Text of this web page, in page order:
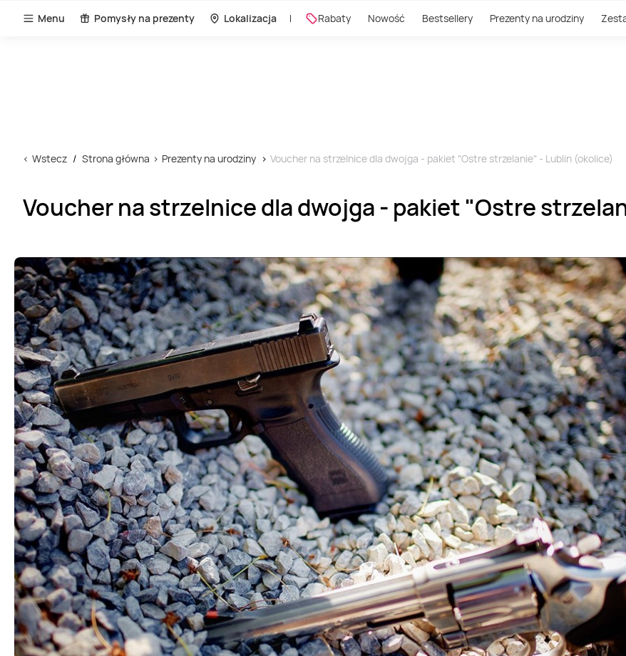
Menu Pomysły na prezenty Lokalizacja Rabaty Nowość Bestsellery Prezenty na urodziny
Wstecz Strona główna Prezenty na urodziny Voucher na strzelnice dla dwojga - pakiet "Ostre strzelanie" - Lublin (okolice)
Voucher na strzelnice dla dwojga - pakiet "Ostre